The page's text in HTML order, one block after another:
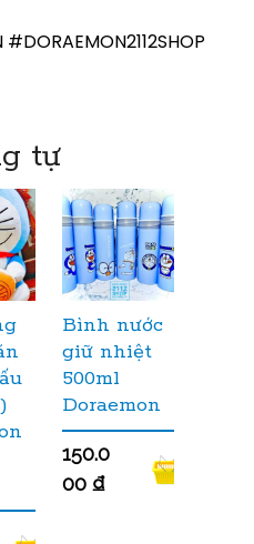
tự
Bình nước
giữ nhiệt
500ml
Doraemon
150.0
00 ₫